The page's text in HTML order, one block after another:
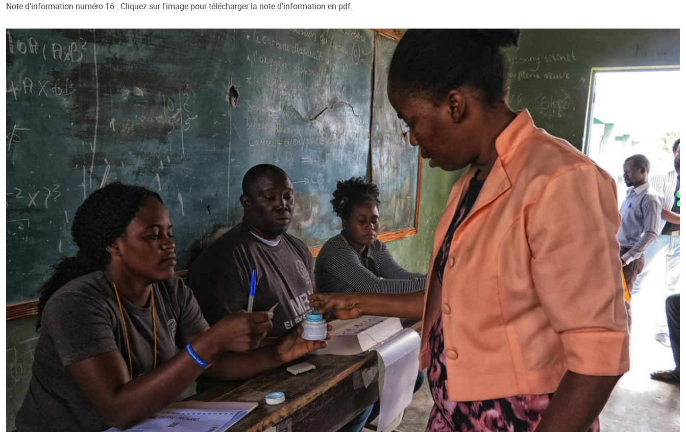
Note d'information numéro 16 . Cliquez sur l'image pour télécharger la note d'information en pdf.